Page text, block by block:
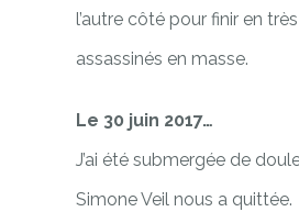
l’autre côté pour finir en
assassinés en masse.
Le 30 juin 2017…
J’ai été submergée de
Simone Veil nous a quittée.